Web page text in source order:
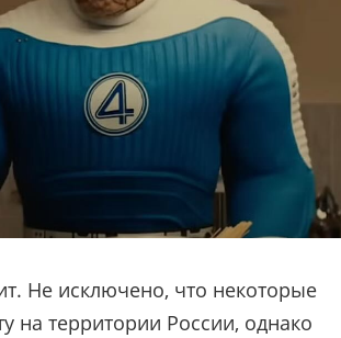
Не исключено, что некоторые
на территории России, однако